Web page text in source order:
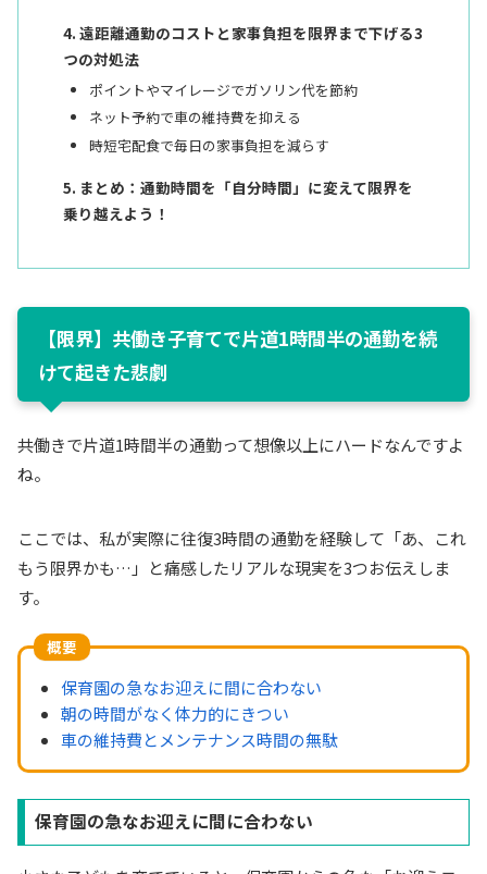
遠距離通勤のコストと家事負担を限界まで下げる3
つの対処法
ポイントやマイレージでガソリン代を節約
ネット予約で車の維持費を抑える
時短宅配食で毎日の家事負担を減らす
まとめ：通勤時間を「自分時間」に変えて限界を
乗り越えよう！
【限界】共働き子育てで片道1時間半の通勤を続
けて起きた悲劇
共働きで片道1時間半の通勤って想像以上にハードなんですよ
ね。
ここでは、私が実際に往復3時間の通勤を経験して「あ、これ
もう限界かも…」と痛感したリアルな現実を3つお伝えしま
す。
概要
保育園の急なお迎えに間に合わない
朝の時間がなく体力的にきつい
車の維持費とメンテナンス時間の無駄
保育園の急なお迎えに間に合わない